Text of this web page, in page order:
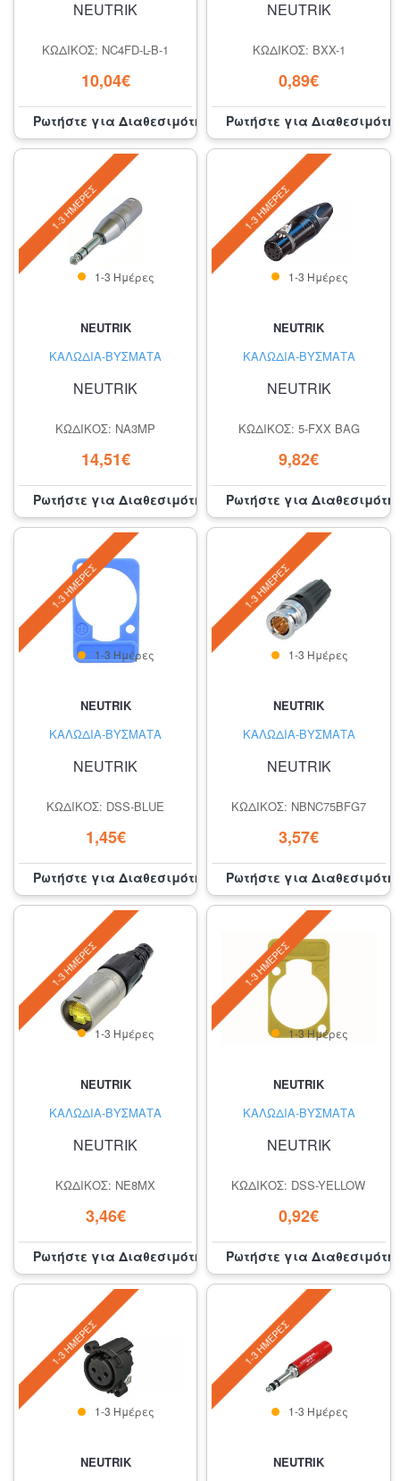
NEUTRIK
ΚΩΔΙΚΌΣ: NC4FD-L-B-1
10,04€
Ρωτήστε για Διαθεσιμότητα
NEUTRIK
ΚΩΔΙΚΌΣ: BXX-1
0,89€
Ρωτήστε για
1-3 ΗΜΈΡΕΣ
NEUTRIK
ΚΑΛΏΔΙΑ-ΒΎΣΜΑΤΑ
NEUTRIK
ΚΩΔΙΚΌΣ: NA3MP
14,51€
1-3 Ημέρες
Ρωτήστε για Διαθεσιμότητα
1-3 ΗΜΈΡΕΣ
NEUTRIK
ΚΑΛΏΔΙΑ-ΒΎΣΜΑΤΑ
NEUTRIK
ΚΩΔΙΚΌΣ: 5-FXX BAG
9,82€
1-3 Ημέρες
Ρωτήστε για
1-3 ΗΜΈΡΕΣ
NEUTRIK
ΚΑΛΏΔΙΑ-ΒΎΣΜΑΤΑ
NEUTRIK
ΚΩΔΙΚΌΣ: DSS-BLUE
1,45€
1-3 Ημέρες
Ρωτήστε για Διαθεσιμότητα
1-3 ΗΜΈΡΕΣ
NEUTRIK
ΚΑΛΏΔΙΑ-ΒΎΣΜΑΤΑ
NEUTRIK
ΚΩΔΙΚΌΣ: NBNC75BFG7
3,57€
1-3 Ημέρες
Ρωτήστε για
1-3 ΗΜΈΡΕΣ
NEUTRIK
ΚΑΛΏΔΙΑ-ΒΎΣΜΑΤΑ
NEUTRIK
ΚΩΔΙΚΌΣ: NE8MX
3,46€
1-3 Ημέρες
Ρωτήστε για Διαθεσιμότητα
1-3 ΗΜΈΡΕΣ
NEUTRIK
ΚΑΛΏΔΙΑ-ΒΎΣΜΑΤΑ
NEUTRIK
ΚΩΔΙΚΌΣ: DSS-YELLOW
0,92€
1-3 Ημέρες
Ρωτήστε για
1-3 ΗΜΈΡΕΣ
NEUTRIK
1-3 Ημέρες
1-3 ΗΜΈΡΕΣ
NEUTRIK
1-3 Ημέρες